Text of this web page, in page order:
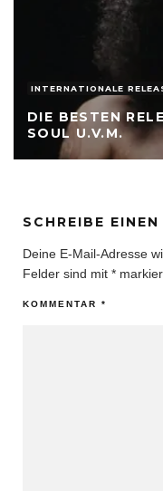
INTERNATIONALE
DIE BESTEN
SOUL U.V.M.
SCHREIBE
Deine E-Mail-Adresse
Felder sind mit *
KOMMENTAR *